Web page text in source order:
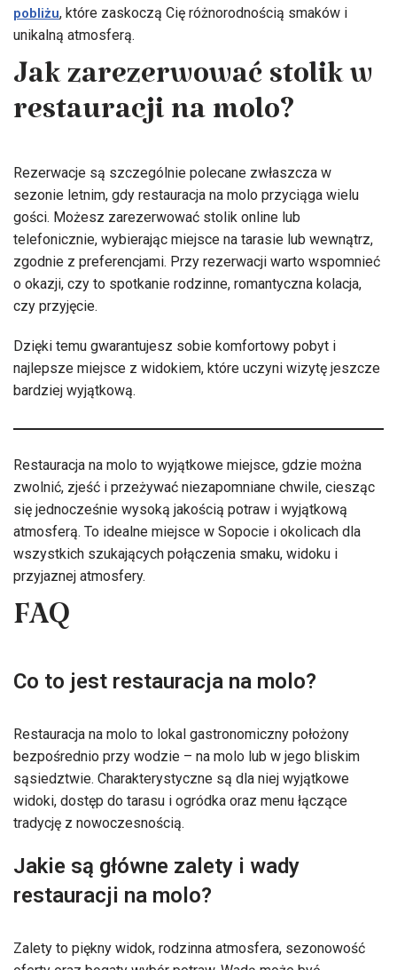
pobliżu, które zaskoczą Cię różnorodnością smaków i
unikalną atmosferą.
Jak zarezerwować stolik w
restauracji na molo?
Rezerwacje są szczególnie polecane zwłaszcza w
sezonie letnim, gdy restauracja na molo przyciąga wielu
gości. Możesz zarezerwować stolik online lub
telefonicznie, wybierając miejsce na tarasie lub wewnątrz,
zgodnie z preferencjami. Przy rezerwacji warto wspomnieć
o okazji, czy to spotkanie rodzinne, romantyczna kolacja,
czy przyjęcie.
Dzięki temu gwarantujesz sobie komfortowy pobyt i
najlepsze miejsce z widokiem, które uczyni wizytę jeszcze
bardziej wyjątkową.
Restauracja na molo to wyjątkowe miejsce, gdzie można
zwolnić, zjeść i przeżywać niezapomniane chwile, ciesząc
się jednocześnie wysoką jakością potraw i wyjątkową
atmosferą. To idealne miejsce w Sopocie i okolicach dla
wszystkich szukających połączenia smaku, widoku i
przyjaznej atmosfery.
FAQ
Co to jest restauracja na molo?
Restauracja na molo to lokal gastronomiczny położony
bezpośrednio przy wodzie – na molo lub w jego bliskim
sąsiedztwie. Charakterystyczne są dla niej wyjątkowe
widoki, dostęp do tarasu i ogródka oraz menu łączące
tradycję z nowoczesnością.
Jakie są główne zalety i wady
restauracji na molo?
Zalety to piękny widok, rodzinna atmosfera, sezonowość